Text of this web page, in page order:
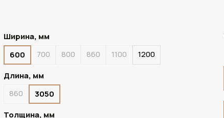
ПОД ЗАКАЗ
Ширина, мм
600
700 800 860 1100
1200
Длина, мм
860
3050
Толщина, мм